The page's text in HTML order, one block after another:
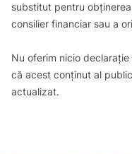
substitut pentru
consilier financiar sau a
Nu oferim nicio
că acest conținut al
actualizat.